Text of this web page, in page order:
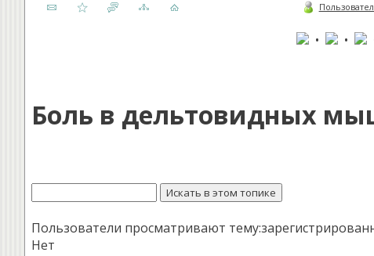
• •
Боль в дельтовидных
Пользователи просматривают
Нет